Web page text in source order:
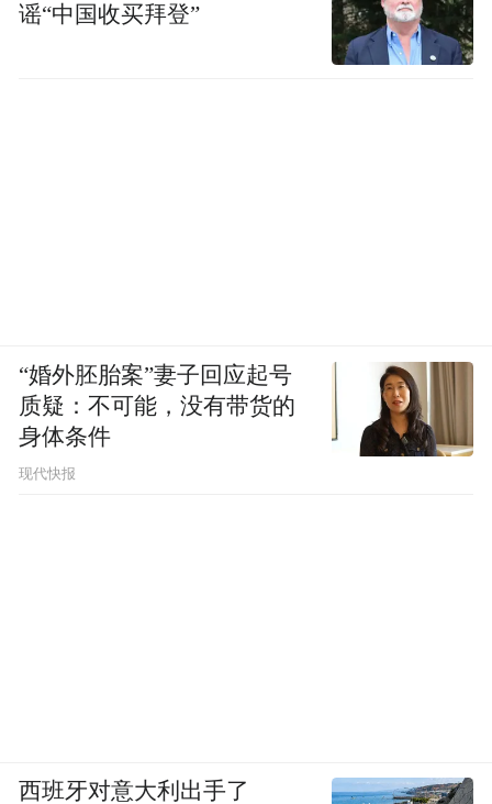
谣“中国收买拜登”
“婚外胚胎案”妻子回应起号
质疑：不可能，没有带货的
身体条件
现代快报
西班牙对意大利出手了